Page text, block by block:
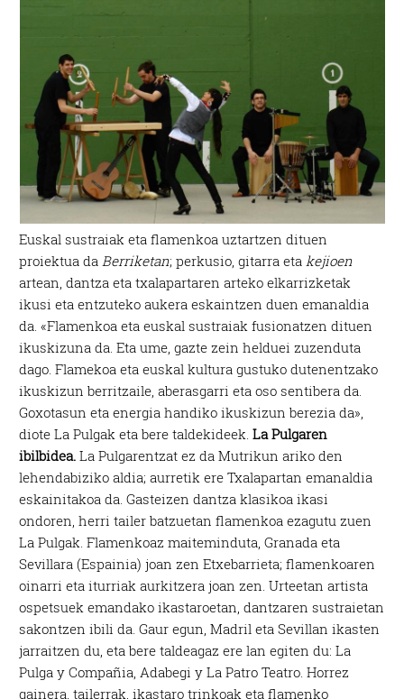
Euskal sustraiak eta flamenkoa uztartzen dituen
proiektua da Berriketan; perkusio, gitarra eta kejioen
artean, dantza eta txalapartaren arteko elkarrizketak
ikusi eta entzuteko aukera eskaintzen duen emanaldia
da. «Flamenkoa eta euskal sustraiak fusionatzen dituen
ikuskizuna da. Eta ume, gazte zein helduei zuzenduta
dago. Flamekoa eta euskal kultura gustuko dutenentzako
ikuskizun berritzaile, aberasgarri eta oso sentibera da.
Goxotasun eta energia handiko ikuskizun berezia da»,
diote La Pulgak eta bere taldekideek.La Pulgaren
ibilbidea. La Pulgarentzat ez da Mutrikun ariko den
lehendabiziko aldia; aurretik ere Txalapartan emanaldia
eskainitakoa da. Gasteizen dantza klasikoa ikasi
ondoren, herri tailer batzuetan flamenkoa ezagutu zuen
La Pulgak. Flamenkoaz maiteminduta, Granada eta
Sevillara (Espainia) joan zen Etxebarrieta; flamenkoaren
oinarri eta iturriak aurkitzera joan zen. Urteetan artista
ospetsuek emandako ikastaroetan, dantzaren sustraietan
sakontzen ibili da. Gaur egun, Madril eta Sevillan ikasten
jarraitzen du, eta bere taldeagaz ere lan egiten du: La
Pulga y Compañia, Adabegi y La Patro Teatro. Horrez
gainera, tailerrak, ikastaro trinkoak eta flamenko